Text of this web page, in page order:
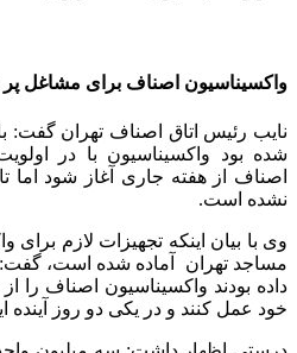
واکسیناسیون اصناف برای مشاغل
نایب رئیس اتاق اصناف تهران گفت:
شده بود واکسیناسیون با در
اصناف از هفته جاری آغاز شود اما
نشده است.
وی با بیان اینکه تجهیزات لازم
مساجد تهران آماده شده است، گفت:
داده بودند واکسیناسیون اصناف را
خود عمل کنند و در یکی دو روز آینده